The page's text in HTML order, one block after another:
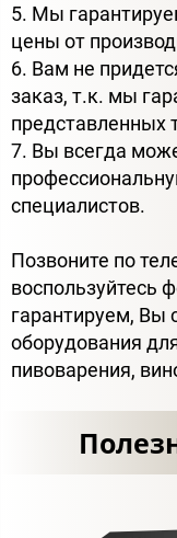
5. Мы
цены от
6. Вам не
заказ, т.к. мы
представленных
7. Вы всегда
специалистов.
Позвоните по
воспользуйтесь
гарантируем, Вы
оборудования
пивоварения,